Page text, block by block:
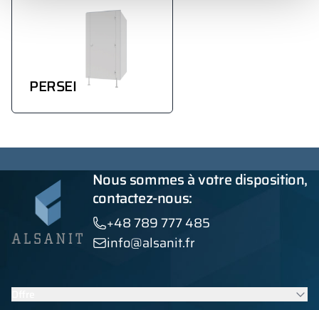
PERSEI
Nous sommes à votre disposition,
contactez-nous:
+48 789 777 485
info@alsanit.fr